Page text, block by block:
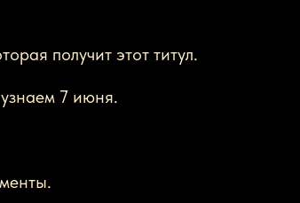
получит этот титул.
7 июня.